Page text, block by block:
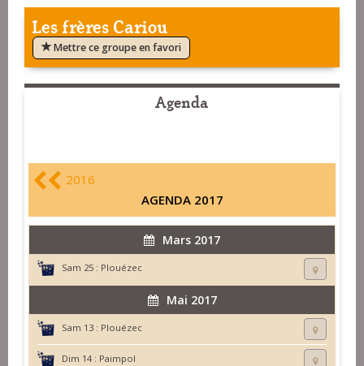
Les frères Cariou
Mettre ce groupe en favori
Agenda
2016
AGENDA 2017
Mars 2017
Sam 25 : Plouézec
Mai 2017
Sam 13 : Plouézec
Dim 14 : Paimpol